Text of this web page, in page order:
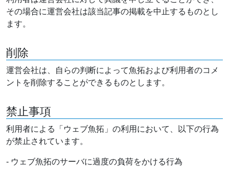
その場合に運営会社は該当記事の掲載を中止するものとし
ます。
削除
運営会社は、自らの判断によって魚拓および利用者のコメ
ントを削除することができるものとします。
禁止事項
利用者による「ウェブ魚拓」の利用において、以下の行為
が禁止されています。
- ウェブ魚拓のサーバに過度の負荷をかける行為